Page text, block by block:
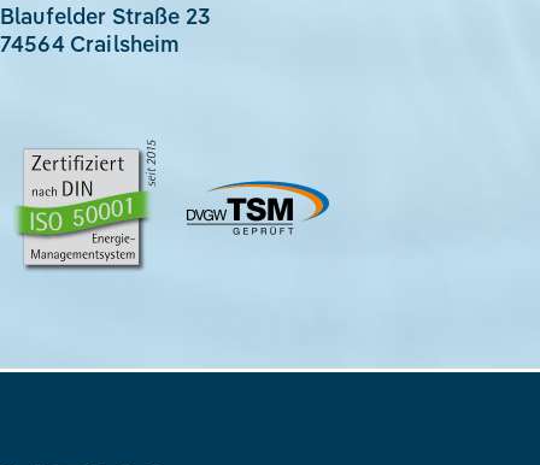
Blaufelder Straße 23
74564 Crailsheim